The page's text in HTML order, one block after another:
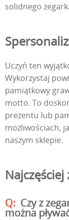
solidnego
Uczyń ten
Wykorzystaj
pamiątkowy
motto. To
prezentu lub
możliwościach,
naszym sklepie.
Czy z
można